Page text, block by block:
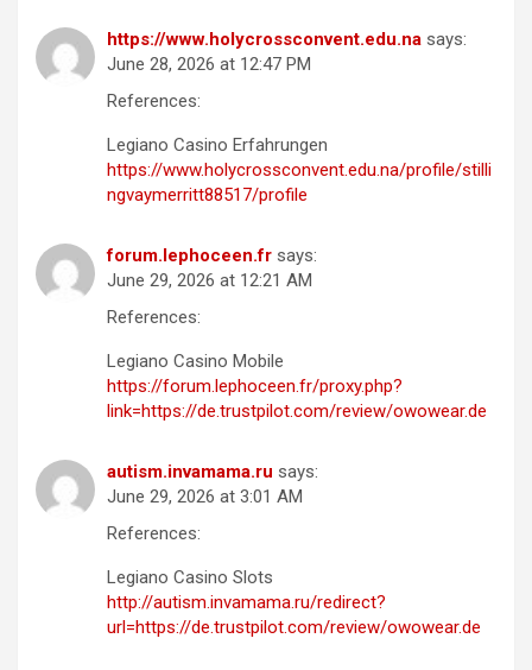
https://www.holycrossconvent.edu.na says:
June 28, 2026 at 12:47 PM
References:
Legiano Casino Erfahrungen
https://www.holycrossconvent.edu.na/profile/stilli
ngvaymerritt88517/profile
forum.lephoceen.fr says:
June 29, 2026 at 12:21 AM
References:
Legiano Casino Mobile
https://forum.lephoceen.fr/proxy.php?
link=https://de.trustpilot.com/review/owowear.de
autism.invamama.ru says:
June 29, 2026 at 3:01 AM
References:
Legiano Casino Slots
http://autism.invamama.ru/redirect?
url=https://de.trustpilot.com/review/owowear.de